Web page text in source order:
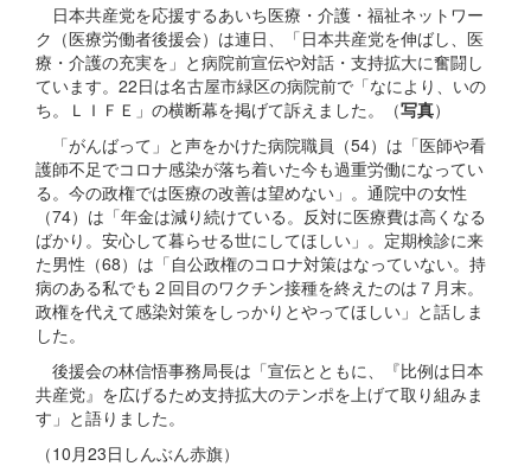
日本共産党を応援するあいち医療・介護・福祉ネットワー
ク（医療労働者後援会）は連日、「日本共産党を伸ばし、医
療・介護の充実を」と病院前宣伝や対話・支持拡大に奮闘し
ています。22日は名古屋市緑区の病院前で「なにより、いの
ち。ＬＩＦＥ」の横断幕を掲げて訴えました。（写真）
「がんばって」と声をかけた病院職員（54）は「医師や看
護師不足でコロナ感染が落ち着いた今も過重労働になってい
る。今の政権では医療の改善は望めない」。通院中の女性
（74）は「年金は減り続けている。反対に医療費は高くなる
ばかり。安心して暮らせる世にしてほしい」。定期検診に来
た男性（68）は「自公政権のコロナ対策はなっていない。持
病のある私でも２回目のワクチン接種を終えたのは７月末。
政権を代えて感染対策をしっかりとやってほしい」と話しま
した。
後援会の林信悟事務局長は「宣伝とともに、『比例は日本
共産党』を広げるため支持拡大のテンポを上げて取り組みま
す」と語りました。
（10月23日しんぶん赤旗）